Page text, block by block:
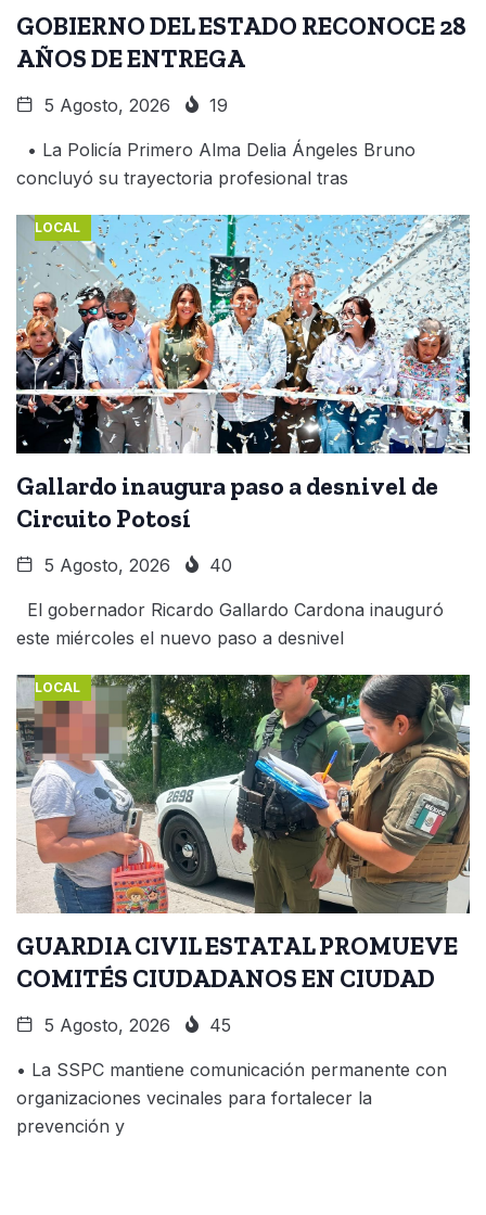
GOBIERNO DEL ESTADO RECONOCE 28
AÑOS DE ENTREGA
5 Agosto, 2026 19
• La Policía Primero Alma Delia Ángeles Bruno
concluyó su trayectoria profesional tras
LOCAL
Gallardo inaugura paso a desnivel de
Circuito Potosí
5 Agosto, 2026 40
El gobernador Ricardo Gallardo Cardona inauguró
este miércoles el nuevo paso a desnivel
LOCAL
GUARDIA CIVIL ESTATAL PROMUEVE
COMITÉS CIUDADANOS EN CIUDAD
5 Agosto, 2026 45
• La SSPC mantiene comunicación permanente con
organizaciones vecinales para fortalecer la
prevención y